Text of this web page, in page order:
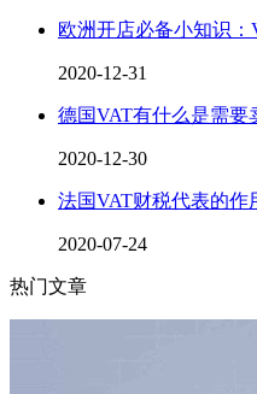
欧洲开店必备小知识：
2020-12-31
德国VAT有什么是需要
2020-12-30
法国VAT财税代表的作
2020-07-24
热门文章